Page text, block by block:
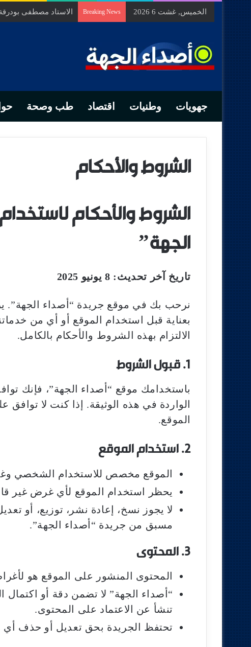
الخميس, غشت 6 2026 Breaking News الاستاد مصطفى
جهويات وطنيات اقتصاد طب وصحة
الشروط والأحكام
الشروط والأحكام
الجهة”
تاريخ آخر تحديث: 8 يونيو 2025
نرحب بك في موقع جريدة “أصداء الجهة”.
بعناية قبل استخدام الموقع أو أي من
الالتزام بهذه الشروط والأحكام بالكامل.
1. قبول الشروط
باستخدامك موقع “أصداء الجهة”، فإنك
الواردة في هذه الوثيقة. إذا كنت لا
الموقع.
2. استخدام الموقع
الموقع مخصص للاستخدام الشخصي
يحظر استخدام الموقع لأي غرض غير
لا يجوز نسخ، إعادة نشر، توزيع، أو
مسبق من جريدة “أصداء الجهة”.
3. المحتوى
المحتوى المنشور على الموقع هو
“أصداء الجهة” لا تضمن دقة أو اكتمال
تنشأ عن الاعتماد على المحتوى.
تحتفظ الجريدة بحق تعديل أو حذف